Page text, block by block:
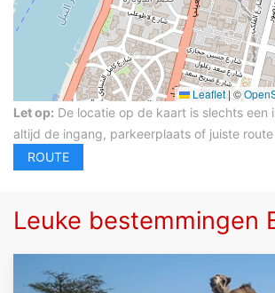
Leaflet |©
Let op: De locatie op de kaart is slechts een
altijd de ingang, parkeerplaats of juiste route
Leuke bestemmingen